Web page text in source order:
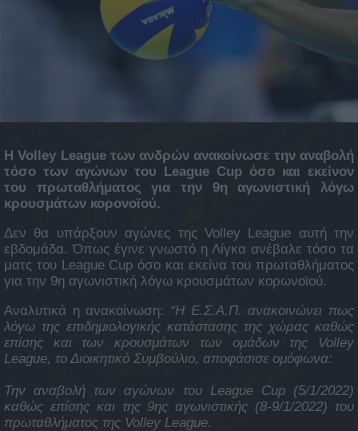
Η Volley League των ανδρών ανακοίνωσε την αναβολή
τόσο των αγώνων του League Cup όσο και εκείνον
του πρωταθλήματος για την 9η αγωνιστική λόγω
κρουσμάτων κορονοϊού.
Δεν θα υπάρξουν αγώνες της Volley League αυτή την
εβδομάδα. Όπως έγινε γνωστό η Λίγκα ανέβαλε τόσο τα
ματς του League Cup όσο και εκείνα του πρωταθλήματος
για την 9η αγωνιστική λόγω κρουσμάτων κορωνοϊού.
Αναλυτικά η ανακοίνωση: “H E.Σ.Α.Π. ανακοινώνει πως
λόγω της επιδημιολογικής κατάστασης της χώρας καθώς
επίσης και των κρουσμάτων των ομάδων της Volley
League, το Διοικητικό Συμβούλιο, αποφάσισε ομόφωνα:
Την αναβολή των αγώνων του League Cup (5/1/2022)
καθώς επίσης και της 9ης αγωνιστικής (8-9/1/2022) του
πρωταθλήματος της Volley League.